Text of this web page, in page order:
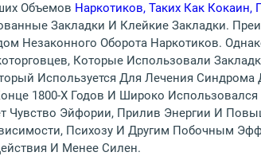
Объемов Наркотиков, Таких Как
Закладки И Клейкие Закладки.
Незаконного Оборота Наркотиков.
Которые Использовали
Используется Для Лечения Синдрома
1800-Х Годов И Широко
Чувство Эйфории, Прилив Энергии И
Психозу И Другим Побочным
И Менее Силен.